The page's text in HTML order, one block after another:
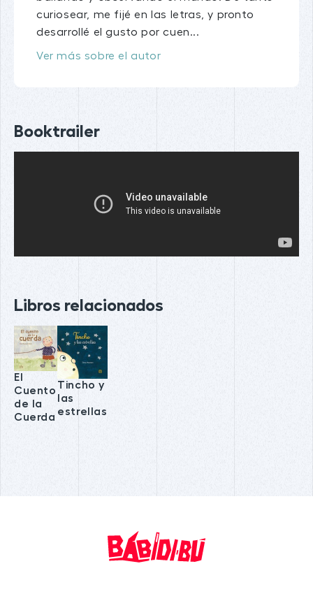
curiosear, me fijé en las letras, y pronto
desarrollé el gusto por cuen...
Ver más sobre el autor
Booktrailer
Libros relacionados
El
Cuento
de la
Cuerda
Tincho y
las
estrellas